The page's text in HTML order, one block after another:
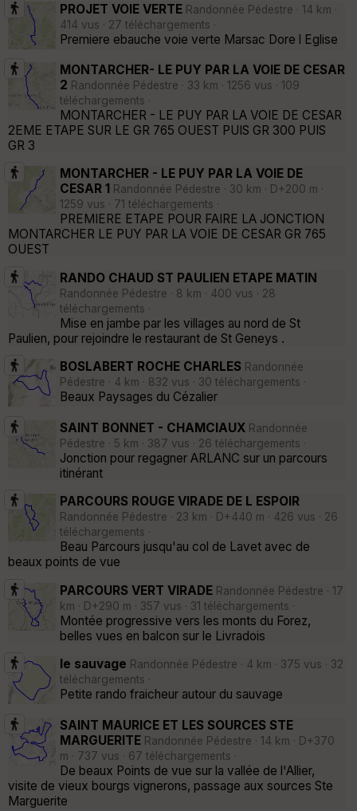
PROJET VOIE VERTE Randonnée Pédestre · 14 km ·
414 vus · 27 téléchargements ·
Premiere ebauche voie verte Marsac Dore l Eglise
MONTARCHER- LE PUY PAR LA VOIE DE CESAR
2 Randonnée Pédestre · 33 km · 1256 vus · 109
téléchargements ·
MONTARCHER - LE PUY PAR LA VOIE DE CESAR
2EME ETAPE SUR LE GR 765 OUEST PUIS GR 300 PUIS
GR 3
MONTARCHER - LE PUY PAR LA VOIE DE
CESAR 1 Randonnée Pédestre · 30 km · D+200 m ·
1259 vus · 71 téléchargements ·
PREMIERE ETAPE POUR FAIRE LA JONCTION
MONTARCHER LE PUY PAR LA VOIE DE CESAR GR 765
OUEST
RANDO CHAUD ST PAULIEN ETAPE MATIN
Randonnée Pédestre · 8 km · 400 vus · 28
téléchargements ·
Mise en jambe par les villages au nord de St
Paulien, pour rejoindre le restaurant de St Geneys .
BOSLABERT ROCHE CHARLES Randonnée
Pédestre · 4 km · 832 vus · 30 téléchargements ·
Beaux Paysages du Cézalier
SAINT BONNET - CHAMCIAUX Randonnée
Pédestre · 5 km · 387 vus · 26 téléchargements ·
Jonction pour regagner ARLANC sur un parcours
itinérant
PARCOURS ROUGE VIRADE DE L ESPOIR
Randonnée Pédestre · 23 km · D+440 m · 426 vus · 26
téléchargements ·
Beau Parcours jusqu'au col de Lavet avec de
beaux points de vue
PARCOURS VERT VIRADE Randonnée Pédestre · 17
km · D+290 m · 357 vus · 31 téléchargements ·
Montée progressive vers les monts du Forez,
belles vues en balcon sur le Livradois
le sauvage Randonnée Pédestre · 4 km · 375 vus · 32
téléchargements ·
Petite rando fraicheur autour du sauvage
SAINT MAURICE ET LES SOURCES STE
MARGUERITE Randonnée Pédestre · 14 km · D+370
m · 737 vus · 67 téléchargements ·
De beaux Points de vue sur la vallée de l'Allier,
visite de vieux bourgs vignerons, passage aux sources Ste
Marguerite